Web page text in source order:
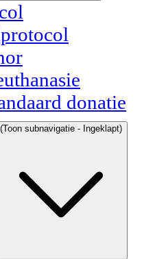
donatie
(Toon subnavigatie - Ingeklapt)